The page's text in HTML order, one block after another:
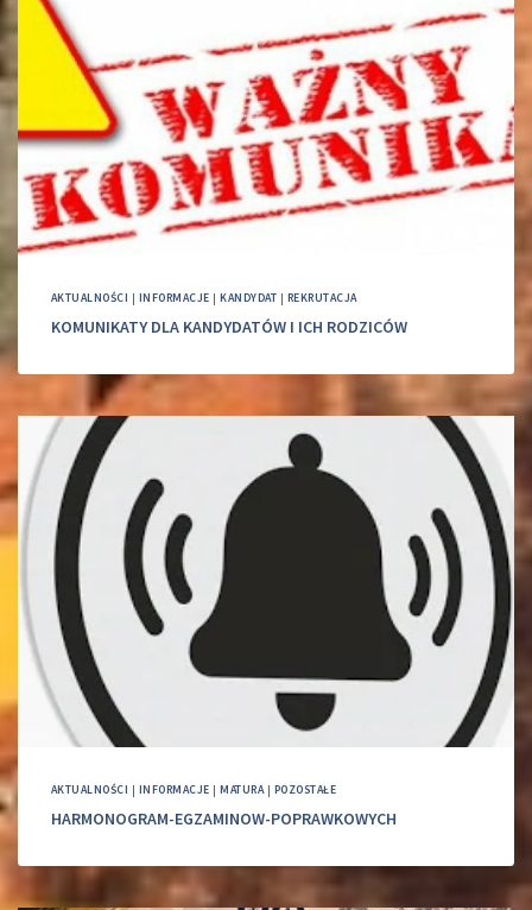
AKTUALNOŚCI | INFORMACJE |KANDYDAT | REKRUTACJA
KOMUNIKATY DLA KANDYDATÓW I ICH RODZICÓW
AKTUALNOŚCI | INFORMACJE |MATURA| POZOSTAŁE
HARMONOGRAM-EGZAMINOW-POPRAWKOWYCH